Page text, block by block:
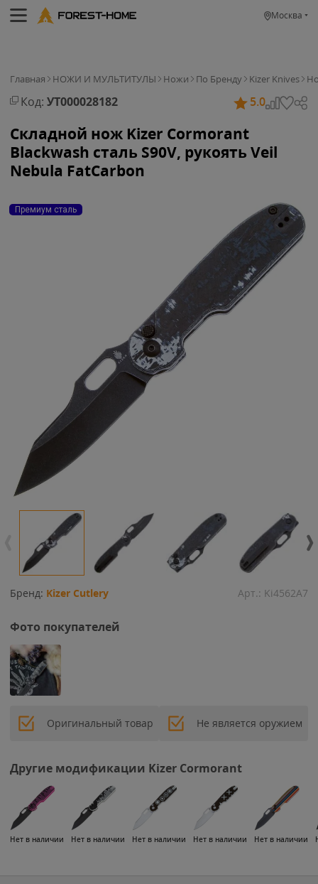
Москва
Главная НОЖИ И МУЛЬТИТУЛЫ Ножи По Бренду Kizer Knives
Код: УТ000028182 5.0
Складной нож Kizer Cormorant
Blackwash сталь S90V, рукоять Veil
Nebula FatCarbon
Премиум сталь
Бренд: Kizer Cutlery Арт.: Ki4562A7
Фото покупателей
Оригинальный товар Не является оружием
Другие модификации Kizer Cormorant
Нет в наличии Нет в наличии Нет в наличии Нет в наличии Нет в наличии